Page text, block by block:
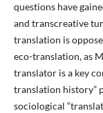
questions have
and transcreative
translation is
eco-translation, as
translator is a key
translation history”
sociological